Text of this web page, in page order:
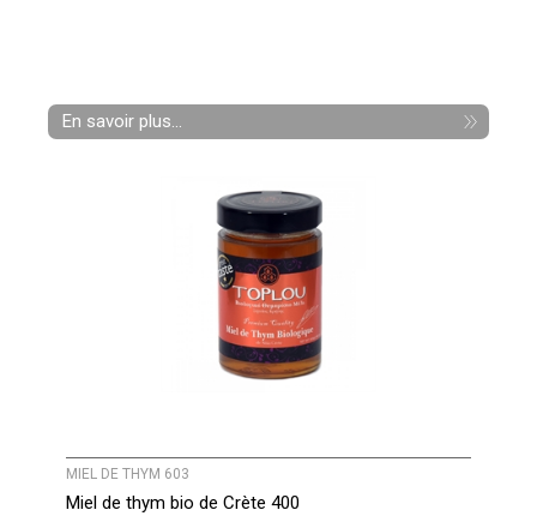
En savoir plus...
MIEL DE THYM 603
Miel de thym bio de Crète 400